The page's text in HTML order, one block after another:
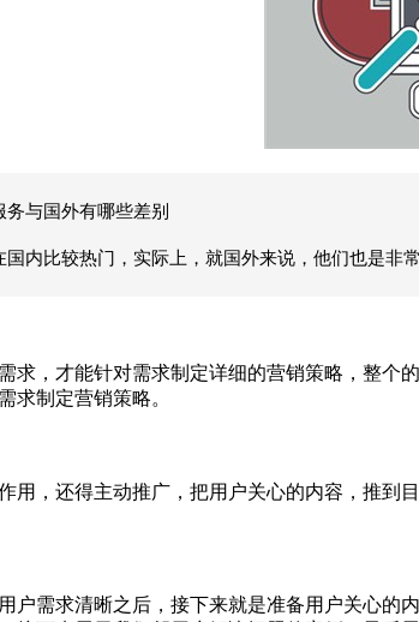
与国外有哪些差别
内比较热门，实际上，就国外来说，他们也是非
，才能针对需求制定详细的营销策略，整个
求制定营销策略。
用，还得主动推广，把用户关心的内容，推到
需求清晰之后，接下来就是准备用户关心的